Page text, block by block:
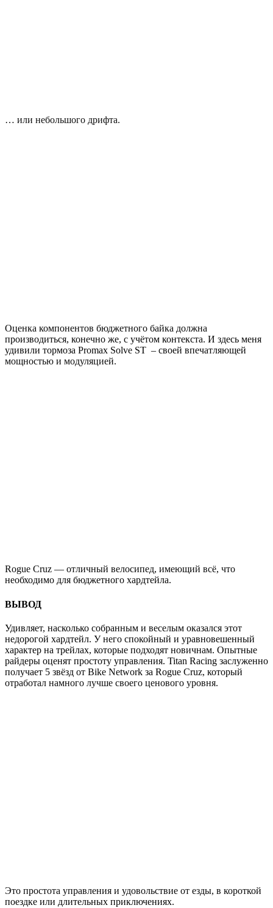
… или небольшого дрифта.
Оценка компонентов бюджетного байка должна
производиться, конечно же, с учётом контекста. И здесь меня
удивили тормоза Promax Solve ST – своей впечатляющей
мощностью и модуляцией.
Rogue Cruz — отличный велосипед, имеющий всё, что
необходимо для бюджетного хардтейла.
ВЫВОД
Удивляет, насколько собранным и веселым оказался этот
недорогой хардтейл. У него спокойный и уравновешенный
характер на трейлах, которые подходят новичнам. Опытные
райдеры оценят простоту управления. Titan Racing заслуженно
получает 5 звёзд от Bike Network за Rogue Cruz, который
отработал намного лучше своего ценового уровня.
Это простота управления и удовольствие от езды, в короткой
поездке или длительных приключениях.